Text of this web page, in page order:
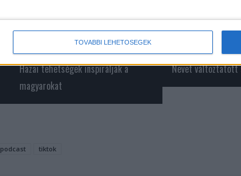
TOVÁBBI LEHETŐSÉGEK
Hazai tehetségek inspirálják a
magyarokat
Nevet változtatott
podcast tiktok